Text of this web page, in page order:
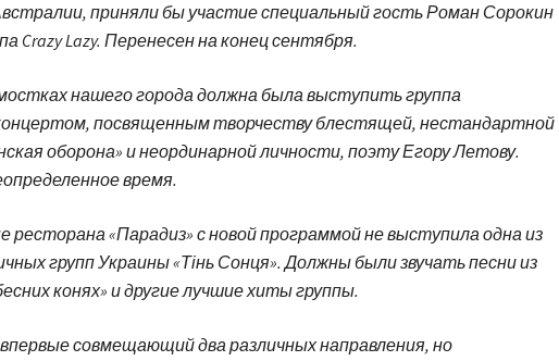
приняли бы участие специальный гость Роман Сорокин
Crazy Lazy. Перенесен на конец сентября.
нашего города должна была выступить группа
концертом, посвященным творчеству блестящей, нестандартной
оборона» и неординарной личности, поэту Егору Летову.
время.
ресторана «Парадиз» с новой программой не выступила одна из
групп Украины «Тінь Сонця». Должны были звучать песни из
конях» и другие лучшие хиты группы.
совмещающий два различных направления, но